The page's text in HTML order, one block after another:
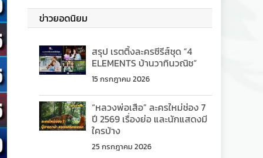
ข่าวยอดนิยม
สรุป เรตติ้งละครซีรีส์ชุด “4
ELEMENTS บ้านวาทินวณิช”
15 กรกฎาคม 2026
“หลวงพ่อเสือ” ละครใหม่ช่อง 7
ปี 2569 เรื่องย่อ และนักแสดงมี
ใครบ้าง
25 กรกฎาคม 2026